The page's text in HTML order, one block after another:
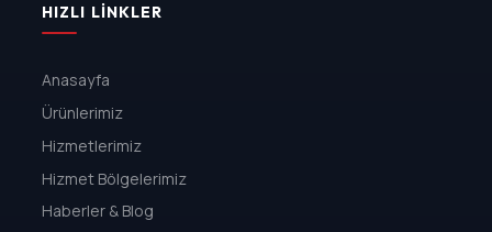
HIZLI LINKLER
Anasayfa
Ürünlerimiz
Hizmetlerimiz
Hizmet Bölgelerimiz
Haberler & Blog